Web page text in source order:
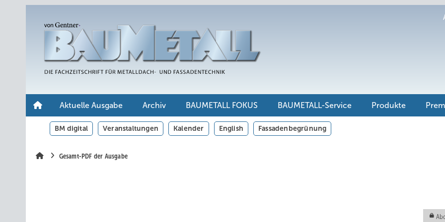
Aktuelle Ausgabe Archiv BAUMETALL FOKUS BAUMETALL-Service Produkte
BM digital Veranstaltungen Kalender English Fassadenbegrünung
Gesamt-PDF der Ausgabe